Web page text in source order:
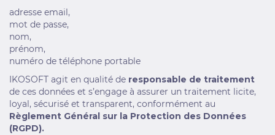
adresse email,
mot de passe,
nom,
prénom,
numéro de téléphone portable
IKOSOFT agit en qualité de responsable de traitement
de ces données et s’engage à assurer un traitement licite,
loyal, sécurisé et transparent, conformément au
Règlement Général sur la Protection des Données
(RGPD).